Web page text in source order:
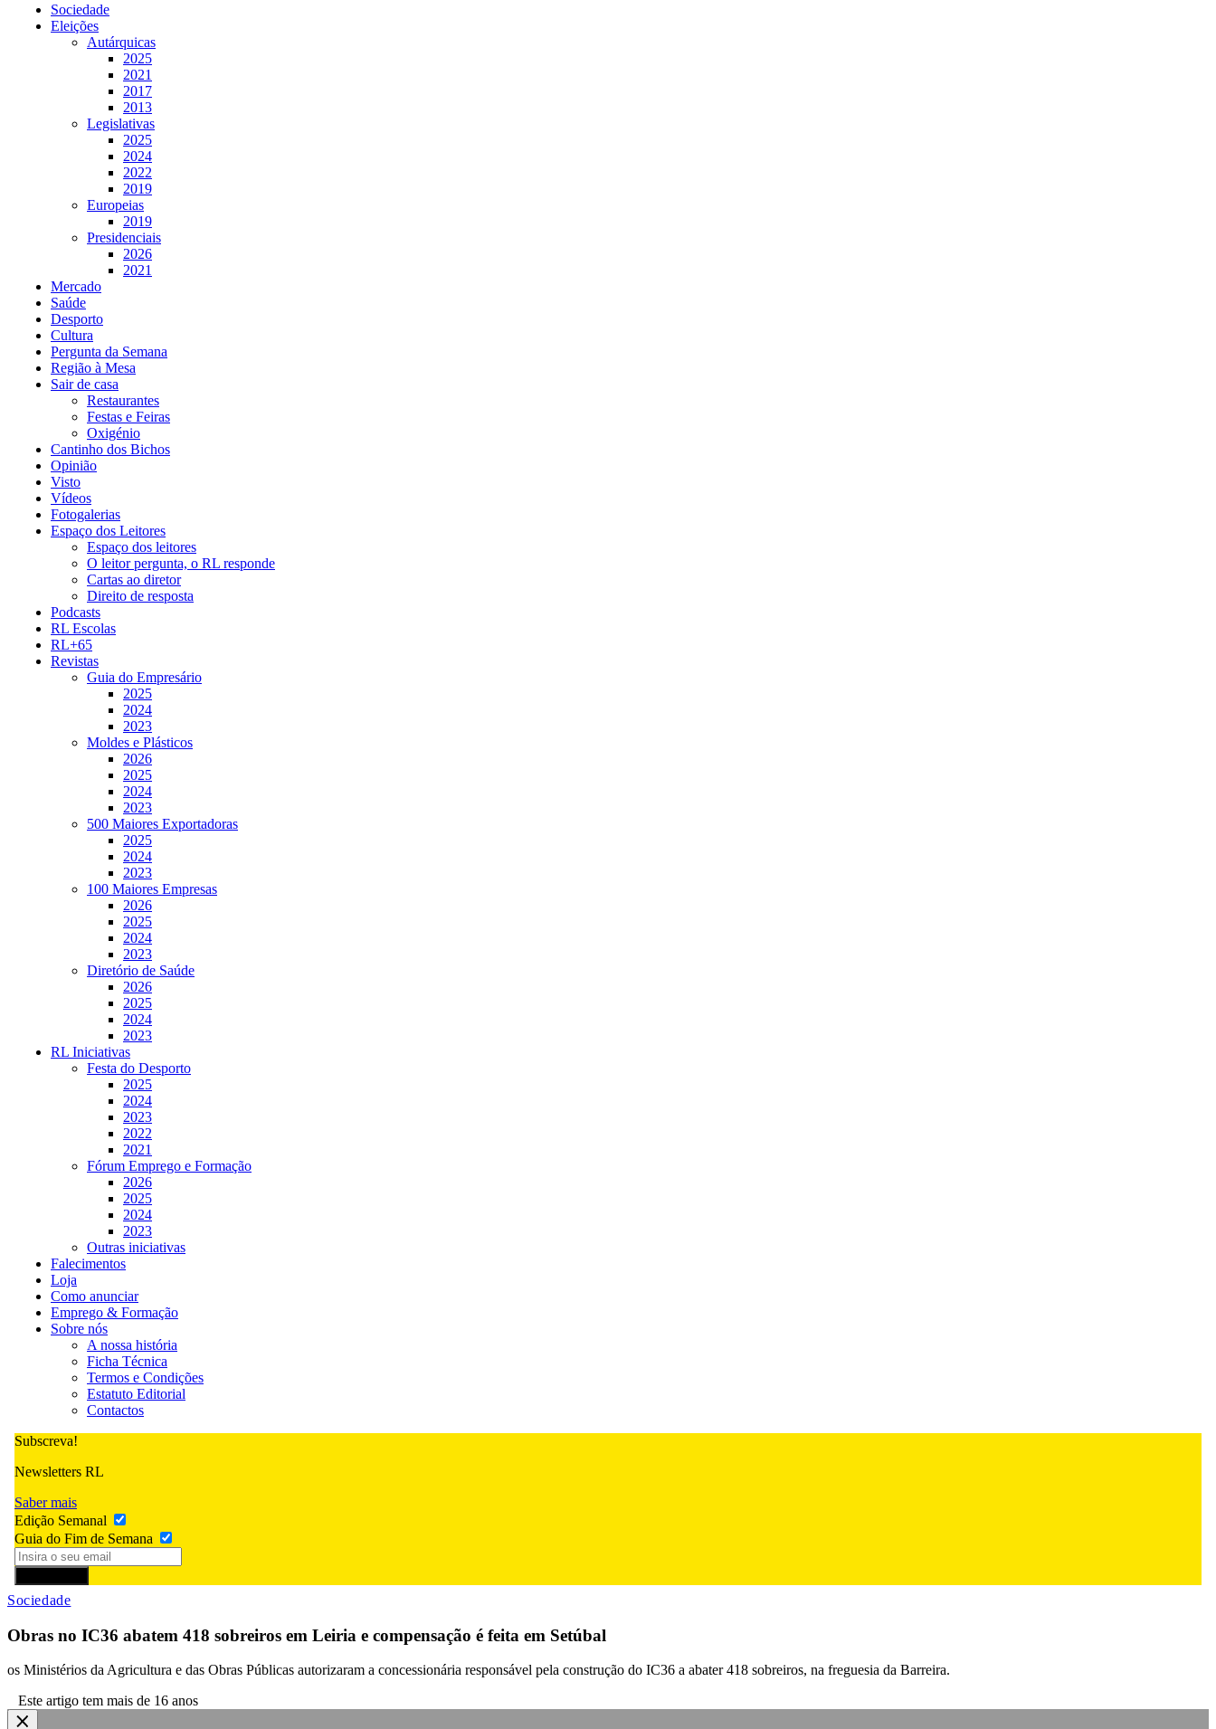
Sociedade
Eleições
Autárquicas
2025
2021
2017
2013
Legislativas
2025
2024
2022
2019
Europeias
2019
Presidenciais
2026
2021
Mercado
Saúde
Desporto
Cultura
Pergunta da Semana
Região à Mesa
Sair de casa
Restaurantes
Festas e Feiras
Oxigénio
Cantinho dos Bichos
Opinião
Visto
Vídeos
Fotogalerias
Espaço dos Leitores
Espaço dos leitores
O leitor pergunta, o RL responde
Cartas ao diretor
Direito de resposta
Podcasts
RL Escolas
RL+65
Revistas
Guia do Empresário
2025
2024
2023
Moldes e Plásticos
2026
2025
2024
2023
500 Maiores Exportadoras
2025
2024
2023
100 Maiores Empresas
2026
2025
2024
2023
Diretório de Saúde
2026
2025
2024
2023
RL Iniciativas
Festa do Desporto
2025
2024
2023
2022
2021
Fórum Emprego e Formação
2026
2025
2024
2023
Outras iniciativas
Falecimentos
Loja
Como anunciar
Emprego & Formação
Sobre nós
A nossa história
Ficha Técnica
Termos e Condições
Estatuto Editorial
Contactos
Subscreva!
Newsletters RL
Saber mais
Edição Semanal
Guia do Fim de Semana
Sociedade
Obras no IC36 abatem 418 sobreiros em Leiria e compensação é feita em Setúbal
os Ministérios da Agricultura e das Obras Públicas autorizaram a concessionária responsável pela construção do IC36 a abater 418 sobreiros, na freguesia da Barreira.
Este artigo tem mais de 16 anos